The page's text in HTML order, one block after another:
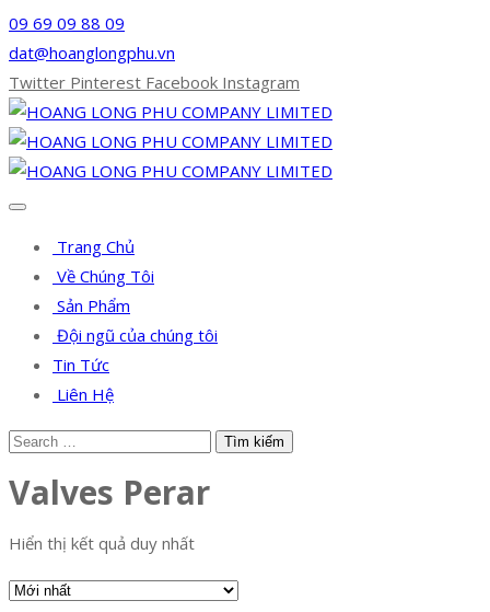
09 69 09 88 09
dat@hoanglongphu.vn
Twitter Pinterest Facebook Instagram
Trang Chủ
Về Chúng Tôi
Sản Phẩm
Đội ngũ của chúng tôi
Tin Tức
Liên Hệ
Valves Perar
Hiển thị kết quả duy nhất